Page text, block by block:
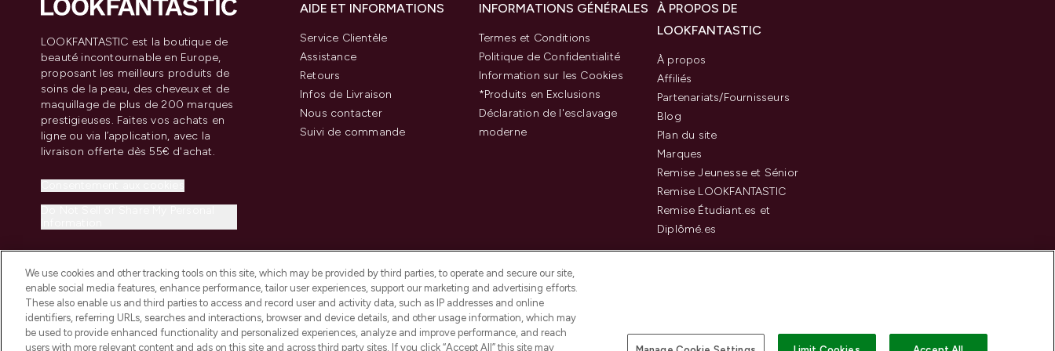
LOOKFANTASTIC est la boutique de
beauté incontournable en Europe,
proposant les meilleurs produits de
soins de la peau, des cheveux et de
maquillage de plus de 200 marques
prestigieuses. Faites vos achats en
ligne ou via l’application, avec la
livraison offerte dès 55€ d'achat.
AIDE ET INFORMATIONS
Service Clientèle
Assistance
Retours
Infos de Livraison
Nous contacter
Suivi de commande
INFORMATIONS GÉNÉRALES
Termes et Conditions
Politique de Confidentialité
Information sur les Cookies
*Produits en Exclusions
Déclaration de l'esclavage
moderne
À PROPOS DE
LOOKFANTASTIC
À propos
Affiliés
Partenariats/Fournisseurs
Blog
Plan du site
Marques
Remise Jeunesse et Sénior
Remise LOOKFANTASTIC
Remise Étudiant.es et
Diplômé.es
2026 THG Beauty Europe GmbH Maximilianstrasse 54 80538 Munich Payer en toute sécurité avec
We use cookies and other tracking tools on this site, which may be provided by third parties, to operate and secure our site,
enable social media features, enhance performance, tailor user experiences, support our marketing and advertising efforts.
These also enable us and third parties to access and record user and activity data, such as IP addresses and online
identifiers, referring URLs, searches and interactions, browser and device details, and other usage information, which may
be used to provide enhanced functionality and personalized experiences, analyze and improve performance, and reach
users with more relevant content and ads on this site and across third party sites. If you click “Accept All” this site may